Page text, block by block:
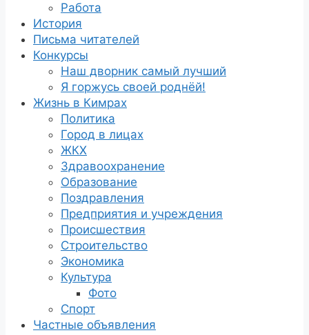
Работа
История
Письма читателей
Конкурсы
Наш дворник самый лучший
Я горжусь своей роднёй!
Жизнь в Кимрах
Политика
Город в лицах
ЖКХ
Здравоохранение
Образование
Поздравления
Предприятия и учреждения
Происшествия
Строительство
Экономика
Культура
Фото
Спорт
Частные объявления